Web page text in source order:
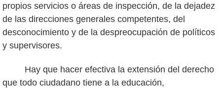
propios servicios o áreas de inspección, de la dejadez
de las direcciones generales competentes, del
desconocimiento y de la despreocupación de políticos
y supervisores.
Hay que hacer efectiva la extensión del derecho
que todo ciudadano tiene a la educa­ción,